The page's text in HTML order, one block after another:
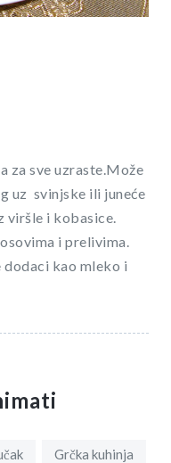
za sve uzraste.Može
uz svinjske ili juneće
viršle i kobasice.
i prelivima.
kao mleko i
Grčka kuhinja